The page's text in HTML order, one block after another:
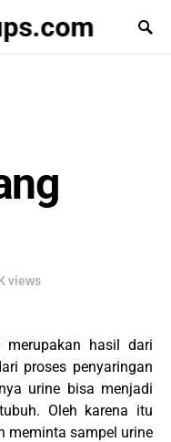
views
hasil dari
proses penyaringan
urine bisa menjadi
Oleh karena itu
meminta sampel urine